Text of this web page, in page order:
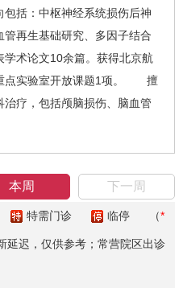
括：中枢神经系统损伤后神
再生基础研究、多因子结合
术论文10余篇。获得北京航
点实验室开放课题1项。 擅
疗，包括颅脑损伤、脑血管
本周 下一周
特需门诊 临停 （*
延迟，仅供参考；常营院区出诊